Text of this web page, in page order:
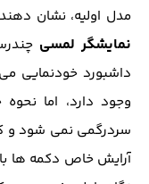
مدل اولیه، نشان
نمایشگر لمسی
داشبورد خودنمایی
وجود دارد، اما
سردرگمی نمی شود و
آرایش خاص دکمه ها